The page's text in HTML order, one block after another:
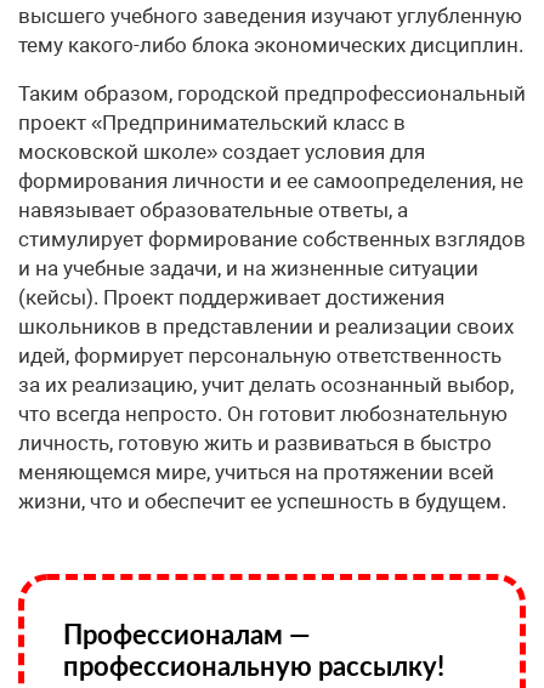
высшего учебного заведения изучают углубленную
тему какого-либо блока экономических дисциплин.
Таким образом, городской предпрофессиональный
проект «Предпринимательский класс в
московской школе» создает условия для
формирования личности и ее самоопределения, не
навязывает образовательные ответы, а
стимулирует формирование собственных взглядов
и на учебные задачи, и на жизненные ситуации
(кейсы). Проект поддерживает достижения
школьников в представлении и реализации своих
идей, формирует персональную ответственность
за их реализацию, учит делать осознанный выбор,
что всегда непросто. Он готовит любознательную
личность, готовую жить и развиваться в быстро
меняющемся мире, учиться на протяжении всей
жизни, что и обеспечит ее успешность в будущем.
Профессионалам —
профессиональную рассылку!